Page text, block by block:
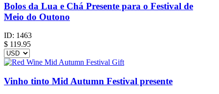
Bolos da Lua e Chá Presente para o Festival de
Meio do Outono
ID: 1463
$ 119.95
Vinho tinto Mid Autumn Festival presente